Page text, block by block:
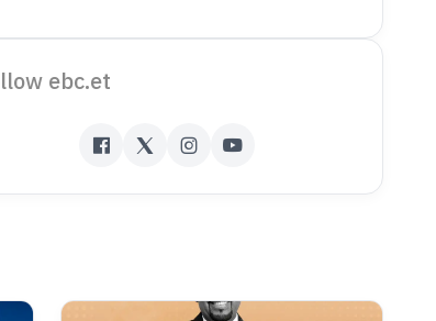
ebc.et